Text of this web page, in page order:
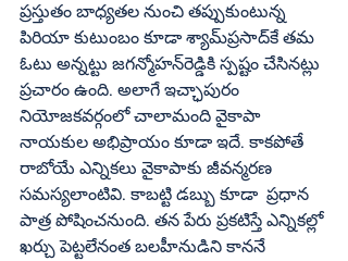
ప్రస్తుతం బాధ్యతల నుంచి తప్పుకుంటున్న
పిరియా కుటుంబం కూడా శ్యామ్‌ప్రసాద్‌కే తమ
ఓటు అన్నట్టు జగన్మోహన్‌రెడ్డికి స్పష్టం చేసినట్లు
ప్రచారం ఉంది. అలాగే ఇచ్ఛాపురం
నియోజకవర్గంలో చాలామంది వైకాపా
నాయకుల అభిప్రాయం కూడా ఇదే. కాకపోతే
రాబోయే ఎన్నికలు వైకాపాకు జీవన్మరణ
సమస్యలాంటివి. కాబట్టి డబ్బు కూడా  ప్రధాన
పాత్ర పోషించనుంది. తన పేరు ప్రకటిస్తే ఎన్నికల్లో
ఖర్చు పెట్టలేనంత బలహీనుడిని కాననే